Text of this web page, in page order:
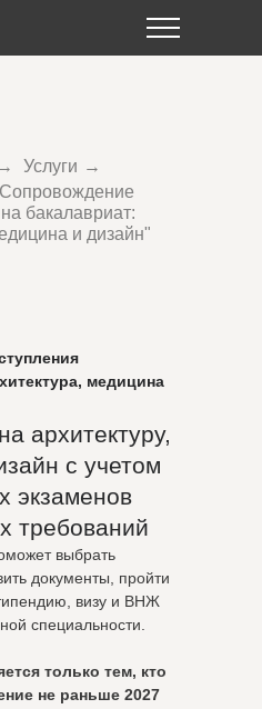
→ Услуги →
бакалавриат:
и дизайн"
медицина
архитектуру,
с учетом
экзаменов
требований
выбрать
документы, пройти
визу и ВНЖ
специальности.
только тем, кто
не раньше 2027